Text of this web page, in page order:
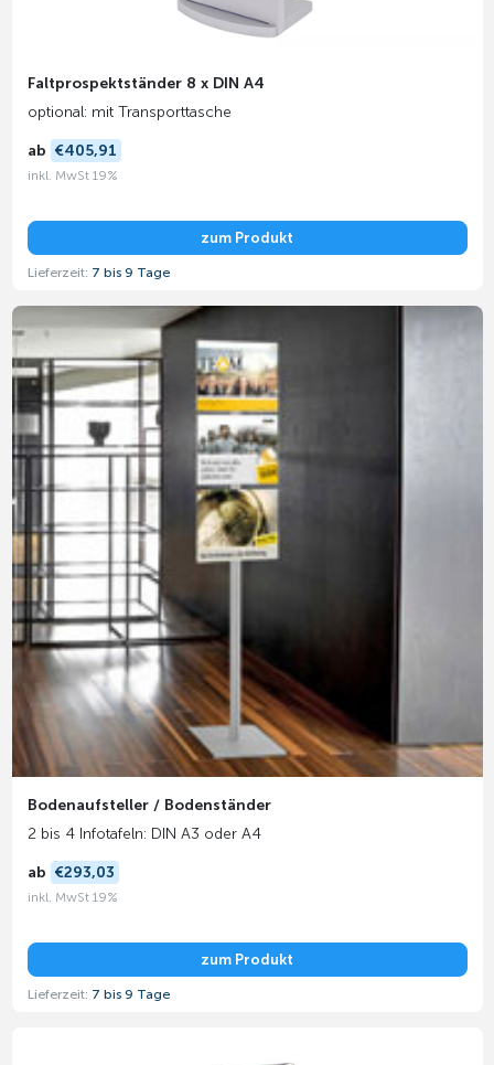
Faltprospektständer 8 x DIN A4
optional: mit Transporttasche
ab €405,91
inkl. MwSt 19%
zum Produkt
Lieferzeit: 7 bis 9 Tage
Bodenaufsteller / Bodenständer
2 bis 4 Infotafeln: DIN A3 oder A4
ab €293,03
inkl. MwSt 19%
zum Produkt
Lieferzeit: 7 bis 9 Tage